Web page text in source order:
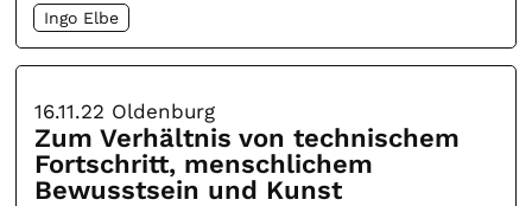
Ingo Elbe
16.11.22 Oldenburg
Zum Verhältnis von technischem
Fortschritt, menschlichem
Bewusstsein und Kunst